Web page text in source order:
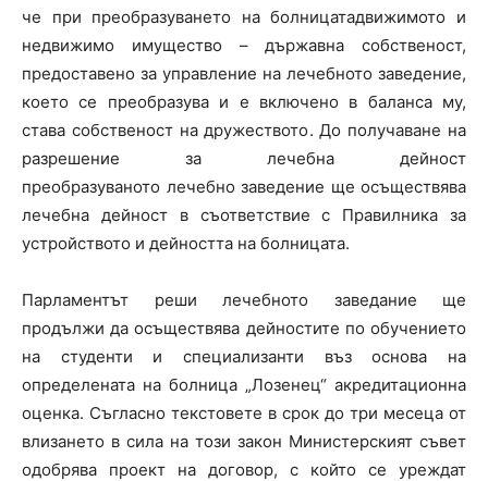
че при преобразуването на болницатадвижимото и
недвижимо имущество – държавна собственост,
предоставено за управление на лечебното заведение,
което се преобразува и е включено в баланса му,
става собственост на дружеството. До получаване на
разрешение за лечебна дейност
преобразуваното лечебно заведение ще осъществява
лечебна дейност в съответствие с Правилника за
устройството и дейността на болницата.
Парламентът реши лечебното заведание ще
продължи да осъществява дейностите по обучението
на студенти и специализанти въз основа на
определената на болница „Лозенец“ акредитационна
оценка. Съгласно текстовете в срок до три месеца от
влизането в сила на този закон Министерският съвет
одобрява проект на договор, с който се уреждат